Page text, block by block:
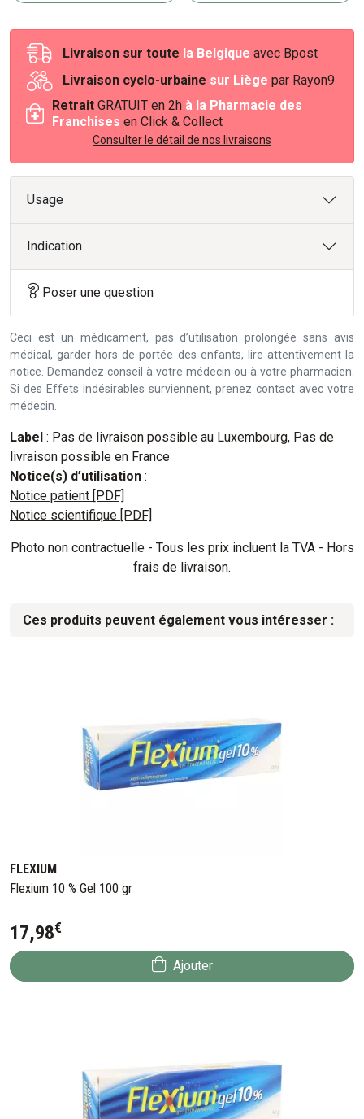
Livraison sur toute la Belgique avec Bpost
Livraison cyclo-urbaine sur Liège par Rayon9
Retrait GRATUIT en 2h à la Pharmacie des
Franchises en Click & Collect
Consulter le détail de nos livraisons
Usage
Indication
Poser une question
Ceci est un médicament, pas d’utilisation prolongée sans avis
médical, garder hors de portée des enfants, lire attentivement la
notice. Demandez conseil à votre médecin ou à votre pharmacien.
Si des Effets indésirables surviennent, prenez contact avec votre
médecin.
Label : Pas de livraison possible au Luxembourg, Pas de
livraison possible en France
Notice(s) d’utilisation :
Notice patient [PDF]
Notice scientifique [PDF]
Photo non contractuelle - Tous les prix incluent la TVA - Hors
frais de livraison.
Ces produits peuvent également vous intéresser :
FLEXIUM
Flexium 10 % Gel 100 gr
17,98€
Ajouter